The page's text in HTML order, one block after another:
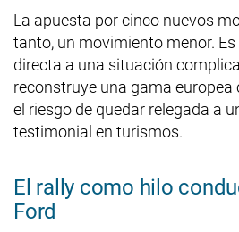
La apuesta por cinco nuevos
tanto, un movimiento menor.
directa a una situación
reconstruye una gama
el riesgo de quedar relegada a
testimonial en turismos.
El rally como hilo
Ford